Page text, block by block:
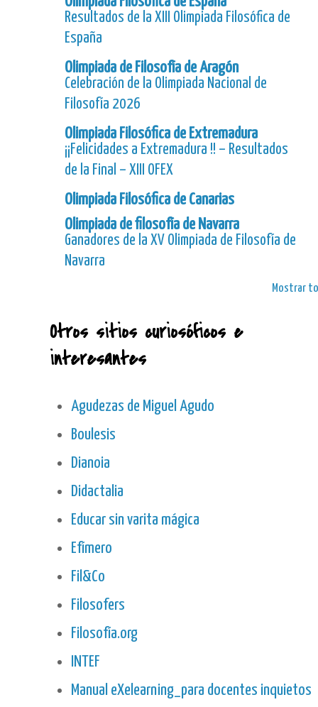
Resultados de la XIII Olimpiada Filosófica de
España
Olimpiada de Filosofía de Aragón
Celebración de la Olimpiada Nacional de
Filosofía 2026
Olimpiada Filosófica de Extremadura
¡¡Felicidades a Extremadura !! – Resultados
de la Final – XIII OFEX
Olimpiada Filosófica de Canarias
Olimpiada de filosofía de Navarra
Ganadores de la XV Olimpiada de Filosofía de
Navarra
Mostrar
Otros sitios curiosóficos e
interesantes
Agudezas de Miguel Agudo
Boulesis
Dianoia
Didactalia
Educar sin varita mágica
Efímero
Fil&Co
Filosofers
Filosofía.org
INTEF
Manual eXelearning_para docentes inquietos